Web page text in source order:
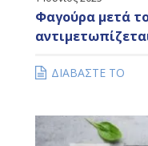
Φαγούρα μετά
ΔΙΑΒΑΣΤΕ ΤΟ